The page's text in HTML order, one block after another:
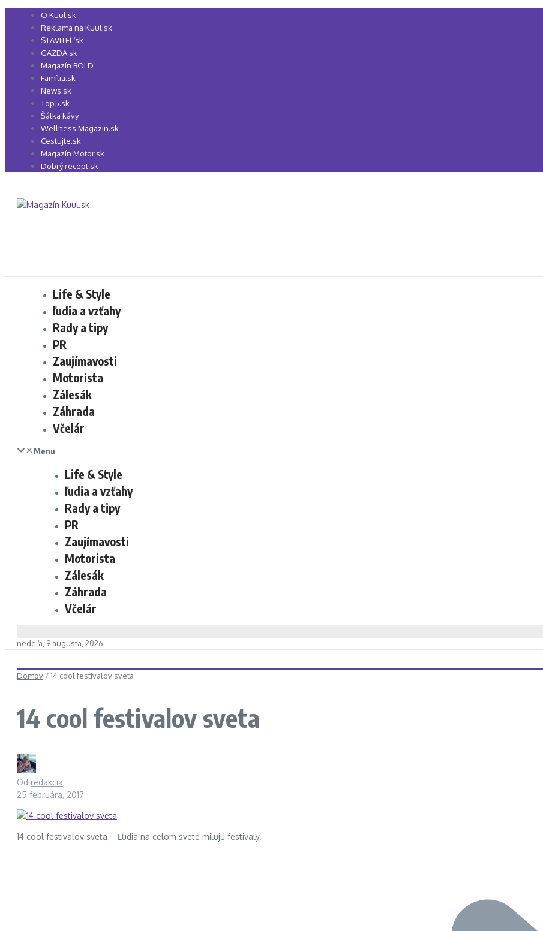
Preskočiť
O Kuul.sk
Reklama na Kuul.sk
STAVITEĽ.sk
GAZDA.sk
Magazín BOLD
Família.sk
News.sk
Top5.sk
Šálka kávy
Wellness Magazin.sk
Cestujte.sk
Magazín Motor.sk
Dobrý recept.sk
Life & Style
ľudia a vzťahy
Rady a tipy
PR
Zaujímavosti
Motorista
Zálesák
Záhrada
Včelár
Menu
Life & Style
ľudia a vzťahy
Rady a tipy
PR
Zaujímavosti
Motorista
Zálesák
Záhrada
Včelár
nedeľa, 9 augusta, 2026
Domov /14 cool festivalov sveta
14 cool festivalov sveta
Od redakcia
25 februára, 2017
14 cool festivalov sveta – Ľudia na celom svete milujú festivaly.